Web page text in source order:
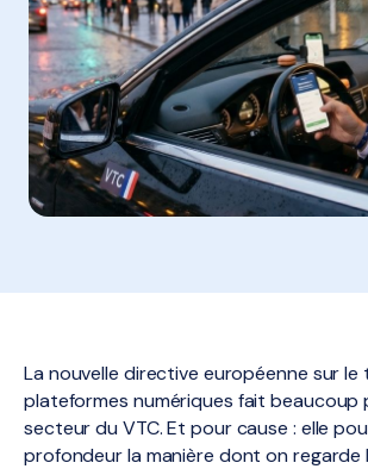
La nouvelle directive européenne sur le
plateformes numériques fait beaucoup
secteur du VTC. Et pour cause : elle
profondeur la manière dont on